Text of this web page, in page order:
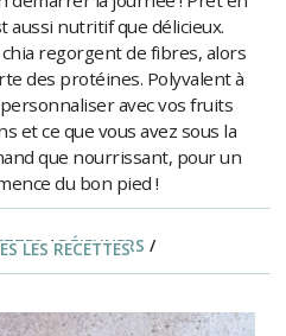
aussi nutritif que délicieux.
chia regorgent de fibres, alors
des protéines. Polyvalent à
avec vos fruits
et ce que vous avez sous la
que nourrissant, pour un
du bon pied !
/DÉJEUNERS /
LES RECETTES